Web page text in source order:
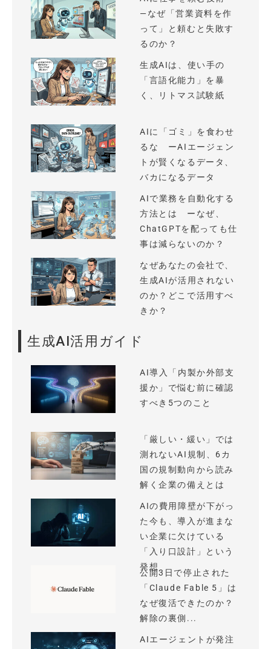
—なぜ「営業資料を作
って」と頼むと失敗す
るのか？
生成AIは、使い手の
「言語化能力」を暴
く、リトマス試験紙
AIに「ゴミ」を食わせ
るな ーAIエージェン
トが賢くなるデータ、
バカになるデータ
AIで業務を自動化する
方法とは ーなぜ、
ChatGPTを配っても仕
事は減らないのか？
なぜあなたの会社で、
生成AIが活用されない
のか？どこで活用すべ
きか？
生成AI活用ガイド
AI導入「内製か外部支
援か」で悩む前に確認
すべき5つのこと
「厳しい・緩い」では
測れないAI規制、6カ
国の規制動向から読み
解く企業の備えとは
AIの費用障壁が下がっ
た今も、導入が進まな
い企業に欠けている
「入り口設計」という
発想
公開3日で停止された
「Claude Fable 5」は
なぜ復活できたのか？
解除の裏側...
AIエージェントが発注